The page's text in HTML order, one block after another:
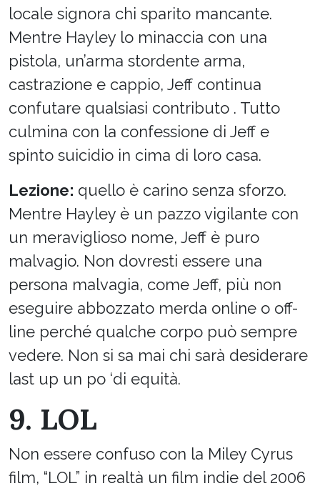
locale signora chi sparito mancante.
Mentre Hayley lo minaccia con una
pistola, un’arma stordente arma,
castrazione e cappio, Jeff continua
confutare qualsiasi contributo . Tutto
culmina con la confessione di Jeff e
spinto suicidio in cima di loro casa.
Lezione: quello è carino senza sforzo.
Mentre Hayley è un pazzo vigilante con
un meraviglioso nome, Jeff è puro
malvagio. Non dovresti essere una
persona malvagia, come Jeff, più non
eseguire abbozzato merda online o off-
line perché qualche corpo può sempre
vedere. Non si sa mai chi sarà desiderare
last up un po ‘di equità.
9. LOL
Non essere confuso con la Miley Cyrus
film, “LOL” in realtà un film indie del 2006